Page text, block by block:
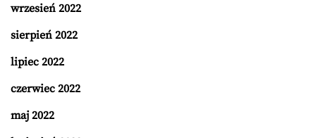
wrzesień 2022
sierpień 2022
lipiec 2022
czerwiec 2022
maj 2022